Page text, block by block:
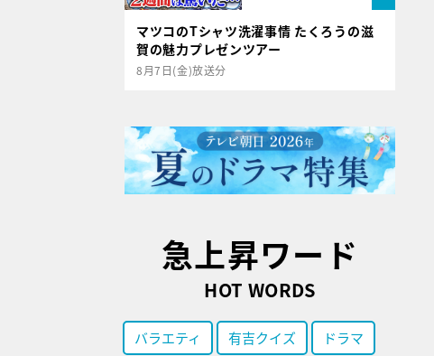
マツコのTシャツ洗濯事情 たくろうの滋
賀の魅力プレゼンツアー
8月7日(金)放送分
急上昇ワード
HOT WORDS
バラエティ 有吉クイズ ドラマ